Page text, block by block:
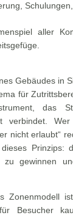
aller
Gebäudes in
für
das
verbindet.
nicht erlaubt“
Prinzips:
zu gewinnen
Zonenmodell
Besucher